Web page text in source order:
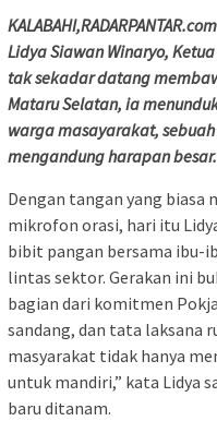
KALABAHI,RADARPANTAR.com
Lidya Siawan Winaryo,
tak sekadar datang
Mataru Selatan, ia
warga masayarakat,
mengandung harapan besar.
Dengan tangan yang biasa
mikrofon orasi, hari itu
bibit pangan bersama ibu-
lintas sektor. Gerakan ini
bagian dari komitmen
sandang, dan tata laksana
masyarakat tidak hanya
untuk mandiri,” kata Lidya
baru ditanam.